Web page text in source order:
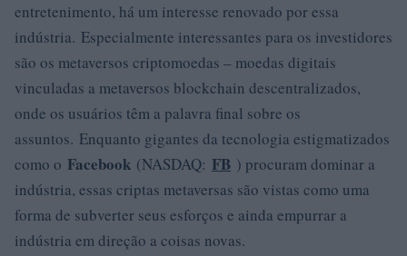
entretenimento, há um interesse renovado por essa
indústria. Especialmente interessantes para os investidores
são os metaversos criptomoedas – moedas digitais
vinculadas a metaversos blockchain descentralizados,
onde os usuários têm a palavra final sobre os
assuntos. Enquanto gigantes da tecnologia estigmatizados
como o Facebook (NASDAQ: FB ) procuram dominar a
indústria, essas criptas metaversas são vistas como uma
forma de subverter seus esforços e ainda empurrar a
indústria em direção a coisas novas.